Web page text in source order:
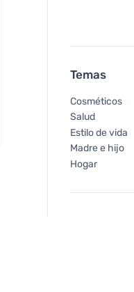
Temas
Cosméticos
Salud
Estilo de vida
Madre e hijo
Hogar